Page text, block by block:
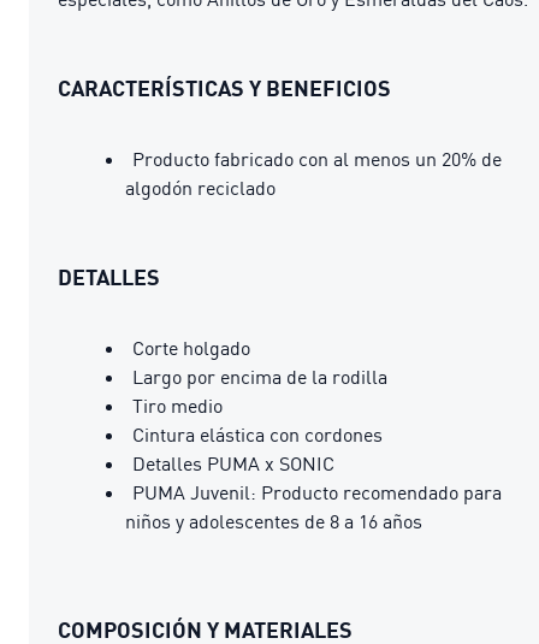
CARACTERÍSTICAS Y BENEFICIOS
Producto fabricado con al menos un 20% de
algodón reciclado
DETALLES
Corte holgado
Largo por encima de la rodilla
Tiro medio
Cintura elástica con cordones
Detalles PUMA x SONIC
PUMA Juvenil: Producto recomendado para
niños y adolescentes de 8 a 16 años
COMPOSICIÓN Y MATERIALES